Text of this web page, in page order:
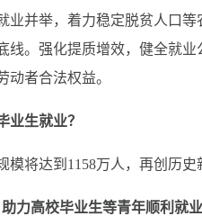
业并举，着力稳定脱贫人口
线。强化提质增效，健全就
动者合法权益。
业生就业？
将达到1158万人，再创历史
力高校毕业生等青年顺利就业